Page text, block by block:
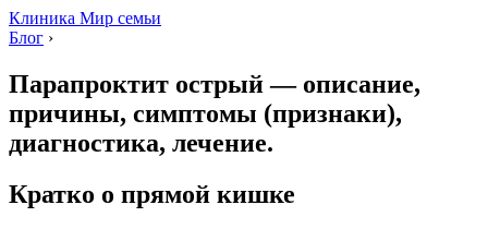
Клиника Мир семьи
Блог ›
Парапроктит острый — описание,
причины, симптомы (признаки),
диагностика, лечение.
Кратко о прямой кишке